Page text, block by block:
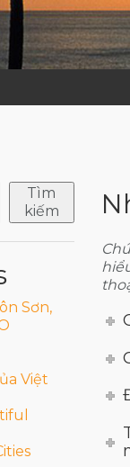
Tìm
kiếm
Sơn,
Việt